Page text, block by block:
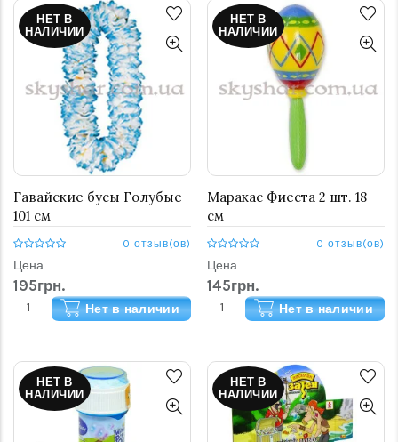
НЕТ В
НАЛИЧИИ
Гавайские бусы Голубые
101 см
0 отзыв(ов)
Цена
195грн.
Нет в наличии
НЕТ В
НАЛИЧИИ
Маракас Фиеста 2 шт. 18
см
0 отзыв(ов)
Цена
145грн.
Нет в наличии
НЕТ В
НАЛИЧИИ
НЕТ В
НАЛИЧИИ